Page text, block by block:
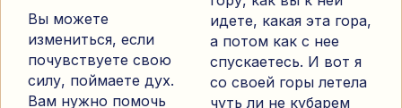
Вы можете
измениться, если
почувствуете свою
силу, поймаете дух.
Вам нужно помочь
идете, какая эта гора,
а потом как с нее
спускаетесь. И вот я
со своей горы летела
чуть ли не кубарем